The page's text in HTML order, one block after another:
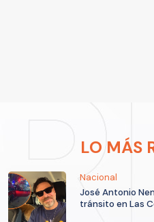
LO MÁS
Nacional
José Antonio
tránsito en Las